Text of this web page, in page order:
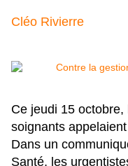
Cléo Rivierre
Ce jeudi 15
soignants
Dans un
Santé, les